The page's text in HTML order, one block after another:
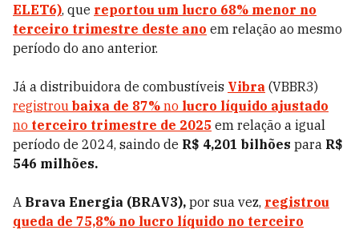
ELET6), que reportou um lucro 68% menor no
terceiro trimestre deste ano em relação ao mesmo
período do ano anterior.
Já a distribuidora de combustíveis Vibra (VBBR3)
registrou baixa de 87% no lucro líquido ajustado
no terceiro trimestre de 2025 em relação a igual
período de 2024, saindo de R$ 4,201 bilhões para R$
546 milhões.
A Brava Energia (BRAV3), por sua vez, registrou
queda de 75,8% no lucro líquido no terceiro